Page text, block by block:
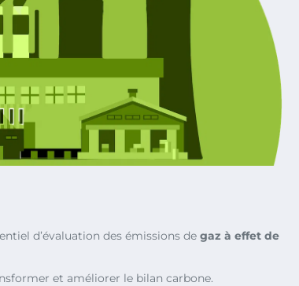
d’évaluation des émissions de gaz à effet de
et améliorer le bilan carbone.